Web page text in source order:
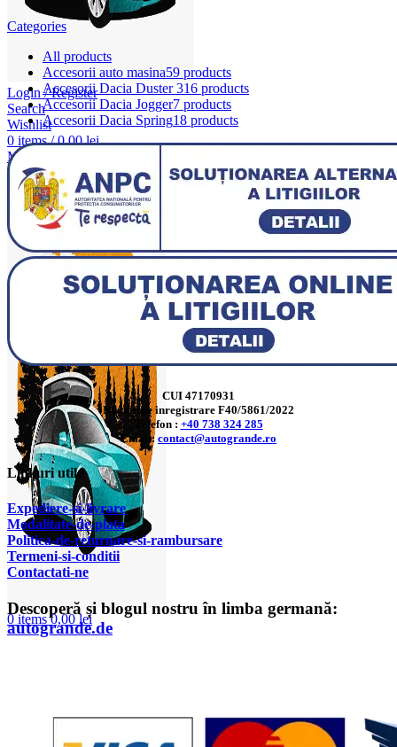
Login / Register
Search
Wishlist
0 items / 0,00lei
Menu
0items 0,00lei
Categories
All products
Accesorii auto masina59 products
Accesorii Dacia Duster 316 products
Accesorii Dacia Jogger7 products
Accesorii Dacia Spring18 products
CUI 47170931
Numar de inregistrare F40/5861/2022
Telefon : +40 738 324 285
Email: contact@autogrande.ro
Linkuri utile
Expediere-si-livrare
Modalitate-de-plata
Politica-de-returnare-si-rambursare
Termeni-si-conditii
Contactati-ne
Descoperă și blogul nostru în limba germană:
autogrande.de